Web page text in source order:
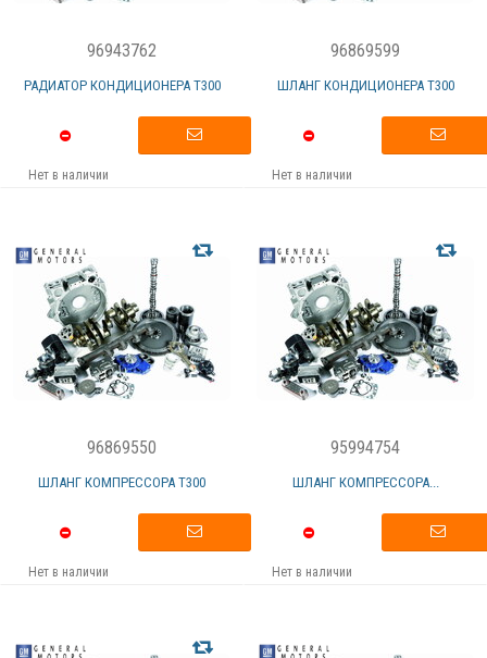
96943762
РАДИАТОР КОНДИЦИОНЕРА T300
Нет в наличии
96869599
ШЛАНГ КОНДИЦИОНЕРА Т300
Нет в наличии
96869550
ШЛАНГ КОМПРЕССОРА T300
Нет в наличии
95994754
ШЛАНГ КОМПРЕССОРА...
Нет в наличии